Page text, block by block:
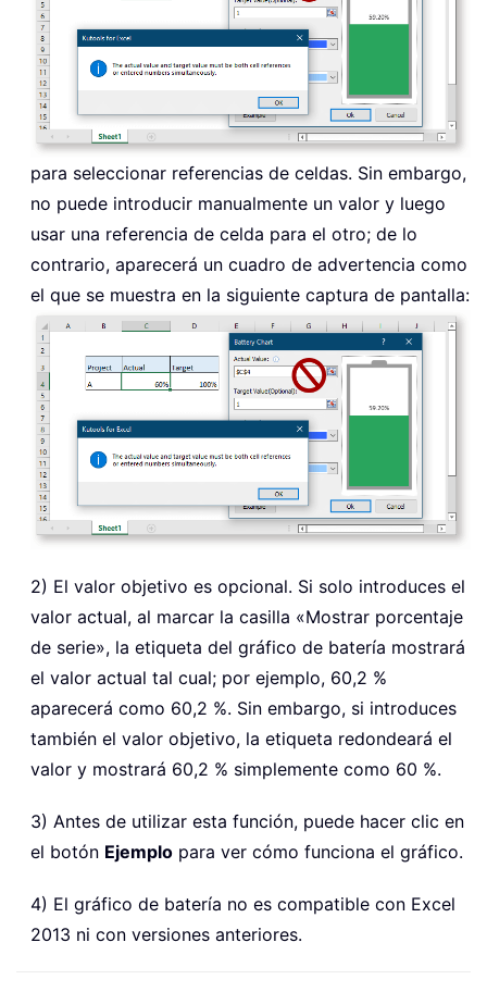
para seleccionar referencias de celdas. Sin embargo,
no puede introducir manualmente un valor y luego
usar una referencia de celda para el otro; de lo
contrario, aparecerá un cuadro de advertencia como
el que se muestra en la siguiente captura de pantalla:
2) El valor objetivo es opcional. Si solo introduces el
valor actual, al marcar la casilla «Mostrar porcentaje
de serie», la etiqueta del gráfico de batería mostrará
el valor actual tal cual; por ejemplo, 60,2 %
aparecerá como 60,2 %. Sin embargo, si introduces
también el valor objetivo, la etiqueta redondeará el
valor y mostrará 60,2 % simplemente como 60 %.
3) Antes de utilizar esta función, puede hacer clic en
el botón Ejemplo para ver cómo funciona el gráfico.
4) El gráfico de batería no es compatible con Excel
2013 ni con versiones anteriores.